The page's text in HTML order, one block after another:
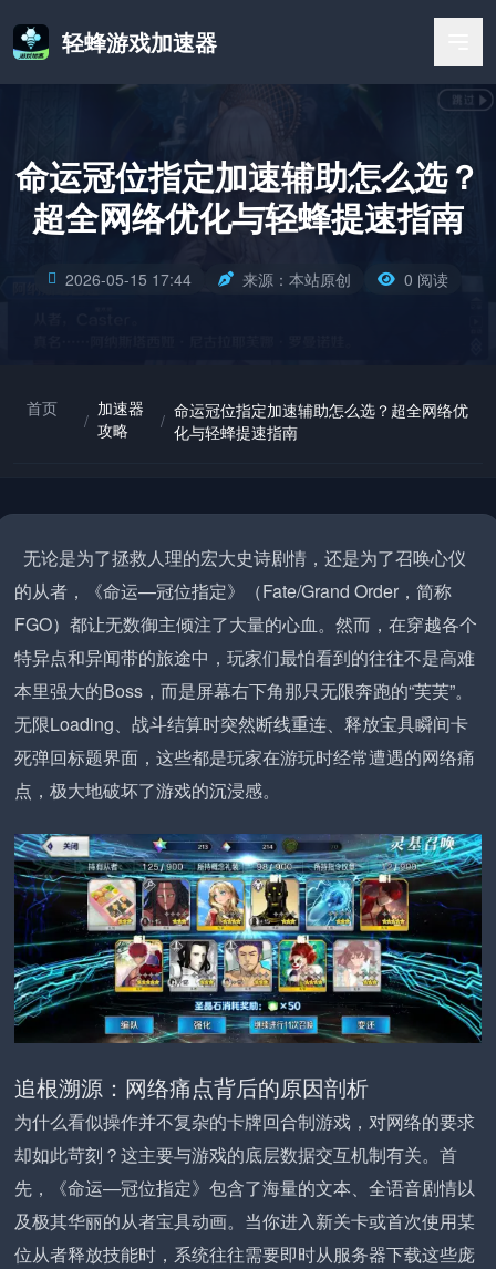
轻蜂游戏加速器
命运冠位指定加速辅助怎么选？
超全网络优化与轻蜂提速指南
2026-05-15 17:44 来源：本站原创 0 阅读
首页
/
加速器
攻略
/ 命运冠位指定加速辅助怎么选？超全网络优
化与轻蜂提速指南
无论是为了拯救人理的宏大史诗剧情，还是为了召唤心仪
的从者，《命运—冠位指定》（Fate/Grand Order，简称
FGO）都让无数御主倾注了大量的心血。然而，在穿越各个
特异点和异闻带的旅途中，玩家们最怕看到的往往不是高难
本里强大的Boss，而是屏幕右下角那只无限奔跑的“芙芙”。
无限Loading、战斗结算时突然断线重连、释放宝具瞬间卡
死弹回标题界面，这些都是玩家在游玩时经常遭遇的网络痛
点，极大地破坏了游戏的沉浸感。
追根溯源：网络痛点背后的原因剖析
为什么看似操作并不复杂的卡牌回合制游戏，对网络的要求
却如此苛刻？这主要与游戏的底层数据交互机制有关。首
先，《命运—冠位指定》包含了海量的文本、全语音剧情以
及极其华丽的从者宝具动画。当你进入新关卡或首次使用某
位从者释放技能时，系统往往需要即时从服务器下载这些庞